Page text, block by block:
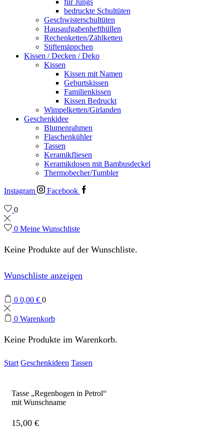
bedruckte Schultüten
Geschwisterschultüten
Hausaufgabenhefthüllen
Rechenketten/Zählketten
Stiftemäppchen
Kissen / Decken / Deko
Kissen
Kissen mit Namen
Geburtskissen
Familienkissen
Kissen Bedruckt
Wimpelketten/Girlanden
Geschenkidee
Blumenrahmen
Flaschenkühler
Tassen
Keramikfliesen
Keramikdosen mit Bambusdeckel
Thermobecher/Tumbler
Instagram Facebook
0
0 Meine Wunschliste
Keine Produkte auf der Wunschliste.
Wunschliste anzeigen
0 0,00 € 0
0 Warenkorb
Keine Produkte im Warenkorb.
Start Geschenkideen Tassen
Tasse „Regenbogen in Petrol“
mit Wunschname
15,00 €